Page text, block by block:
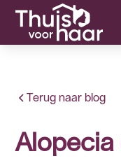
Terug naar blog
Alopecia